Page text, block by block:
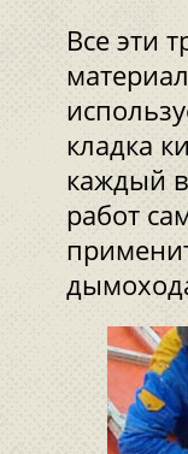
Все эти
кладка
каждый
работ